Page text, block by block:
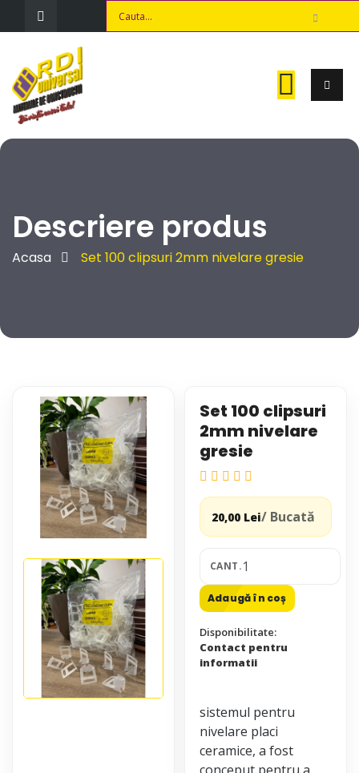
Descriere produs
Acasa Set 100 clipsuri 2mm nivelare gresie
Set 100 clipsuri
2mm nivelare
gresie
20,00 Lei/ Bucată
CANT.
Adaugă în coș
Disponibilitate:
Contact pentru
informatii
sistemul pentru
nivelare placi
ceramice, a fost